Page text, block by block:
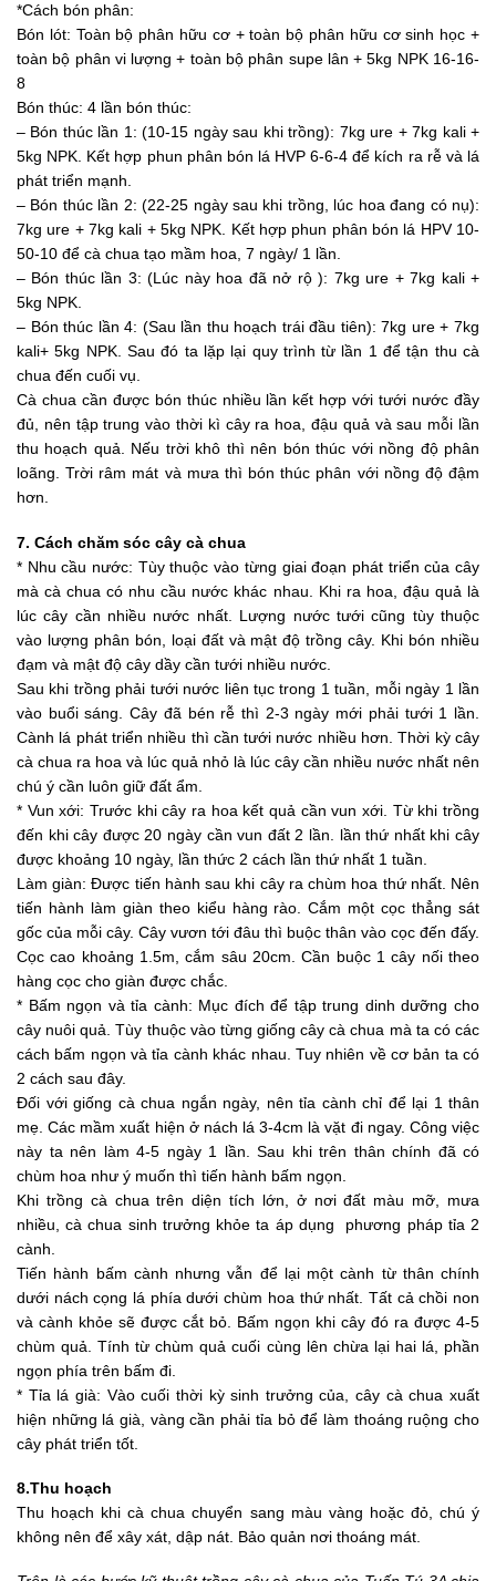
*Cách bón phân:
Bón lót: Toàn bộ phân hữu cơ + toàn bộ phân hữu cơ sinh học +
toàn bộ phân vi lượng + toàn bộ phân supe lân + 5kg NPK 16-16-
8
Bón thúc: 4 lần bón thúc:
– Bón thúc lần 1: (10-15 ngày sau khi trồng): 7kg ure + 7kg kali +
5kg NPK. Kết hợp phun phân bón lá HVP 6-6-4 để kích ra rễ và lá
phát triển mạnh.
– Bón thúc lần 2: (22-25 ngày sau khi trồng, lúc hoa đang có nụ):
7kg ure + 7kg kali + 5kg NPK. Kết hợp phun phân bón lá HPV 10-
50-10 để cà chua tạo mầm hoa, 7 ngày/ 1 lần.
– Bón thúc lần 3: (Lúc này hoa đã nở rộ ): 7kg ure + 7kg kali +
5kg NPK.
– Bón thúc lần 4: (Sau lần thu hoạch trái đầu tiên): 7kg ure + 7kg
kali+ 5kg NPK. Sau đó ta lặp lại quy trình từ lần 1 để tận thu cà
chua đến cuối vụ.
Cà chua cần được bón thúc nhiều lần kết hợp với tưới nước đầy
đủ, nên tập trung vào thời kì cây ra hoa, đậu quả và sau mỗi lần
thu hoạch quả. Nếu trời khô thì nên bón thúc với nồng độ phân
loãng. Trời râm mát và mưa thì bón thúc phân với nồng độ đậm
hơn.
7. Cách chăm sóc cây cà chua
* Nhu cầu nước: Tùy thuộc vào từng giai đoạn phát triển của cây
mà cà chua có nhu cầu nước khác nhau. Khi ra hoa, đậu quả là
lúc cây cần nhiều nước nhất. Lượng nước tưới cũng tùy thuộc
vào lượng phân bón, loại đất và mật độ trồng cây. Khi bón nhiều
đạm và mật độ cây dầy cần tưới nhiều nước.
Sau khi trồng phải tưới nước liên tục trong 1 tuần, mỗi ngày 1 lần
vào buổi sáng. Cây đã bén rễ thì 2-3 ngày mới phải tưới 1 lần.
Cành lá phát triển nhiều thì cần tưới nước nhiều hơn. Thời kỳ cây
cà chua ra hoa và lúc quả nhỏ là lúc cây cần nhiều nước nhất nên
chú ý cần luôn giữ đất ẩm.
* Vun xới: Trước khi cây ra hoa kết quả cần vun xới. Từ khi trồng
đến khi cây được 20 ngày cần vun đất 2 lần. lần thứ nhất khi cây
được khoảng 10 ngày, lần thức 2 cách lần thứ nhất 1 tuần.
Làm giàn: Được tiến hành sau khi cây ra chùm hoa thứ nhất. Nên
tiến hành làm giàn theo kiểu hàng rào. Cắm một cọc thẳng sát
gốc của mỗi cây. Cây vươn tới đâu thì buộc thân vào cọc đến đấy.
Cọc cao khoảng 1.5m, cắm sâu 20cm. Cần buộc 1 cây nối theo
hàng cọc cho giàn được chắc.
* Bấm ngọn và tỉa cành: Mục đích để tập trung dinh dưỡng cho
cây nuôi quả. Tùy thuộc vào từng giống cây cà chua mà ta có các
cách bấm ngọn và tỉa cành khác nhau. Tuy nhiên về cơ bản ta có
2 cách sau đây.
Đối với giống cà chua ngắn ngày, nên tỉa cành chỉ để lại 1 thân
mẹ. Các mầm xuất hiện ở nách lá 3-4cm là vặt đi ngay. Công việc
này ta nên làm 4-5 ngày 1 lần. Sau khi trên thân chính đã có
chùm hoa như ý muốn thì tiến hành bấm ngọn.
Khi trồng cà chua trên diện tích lớn, ở nơi đất màu mỡ, mưa
nhiều, cà chua sinh trưởng khỏe ta áp dụng phương pháp tỉa 2
cành.
Tiến hành bấm cành nhưng vẫn để lại một cành từ thân chính
dưới nách cọng lá phía dưới chùm hoa thứ nhất. Tất cả chồi non
và cành khỏe sẽ được cắt bỏ. Bấm ngọn khi cây đó ra được 4-5
chùm quả. Tính từ chùm quả cuối cùng lên chừa lại hai lá, phần
ngọn phía trên bấm đi.
* Tỉa lá già: Vào cuối thời kỳ sinh trưởng của, cây cà chua xuất
hiện những lá già, vàng cần phải tỉa bỏ để làm thoáng ruộng cho
cây phát triển tốt.
8.Thu hoạch
Thu hoạch khi cà chua chuyển sang màu vàng hoặc đỏ, chú ý
không nên để xây xát, dập nát. Bảo quản nơi thoáng mát.